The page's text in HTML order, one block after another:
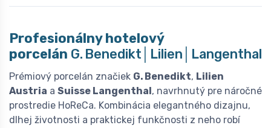
Profesionálny hotelový
porcelán G. Benedikt│Lilien│Langenthal
Prémiový porcelán značiek G. Benedikt, Lilien
Austria a Suisse Langenthal , navrhnutý pre náročné
prostredie HoReCa. Kombinácia elegantného dizajnu,
dlhej životnosti a praktickej funkčnosti z neho robí